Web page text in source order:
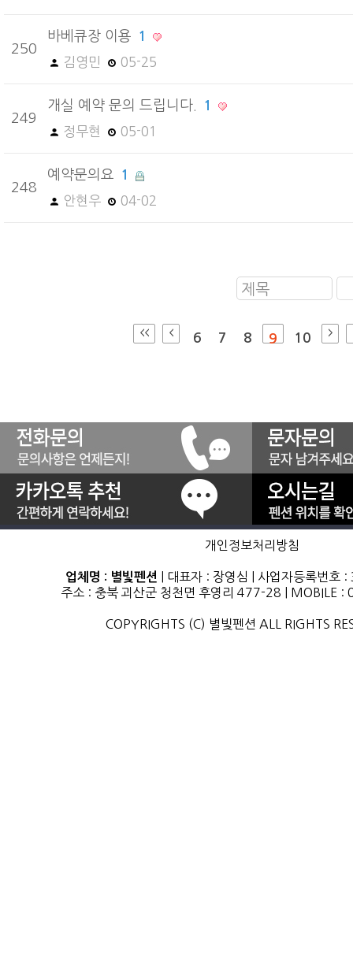
250
바베큐장 이용 1
김영민 05-25
249
개실 예약 문의 드립니다. 1
정무현 05-01
248
예약문의요 1
안현우 04-02
제목
<< < 6 7 8 9 10 >
개인정보처리방침
업체명 : 별빛펜션
| 대표자 : 장영심 | 사업자등록번
주소 : 충북 괴산군 청천면 후영리 477-28 | MOBILE
COPYRIGHTS (C) 별빛펜션 ALL RIGHTS